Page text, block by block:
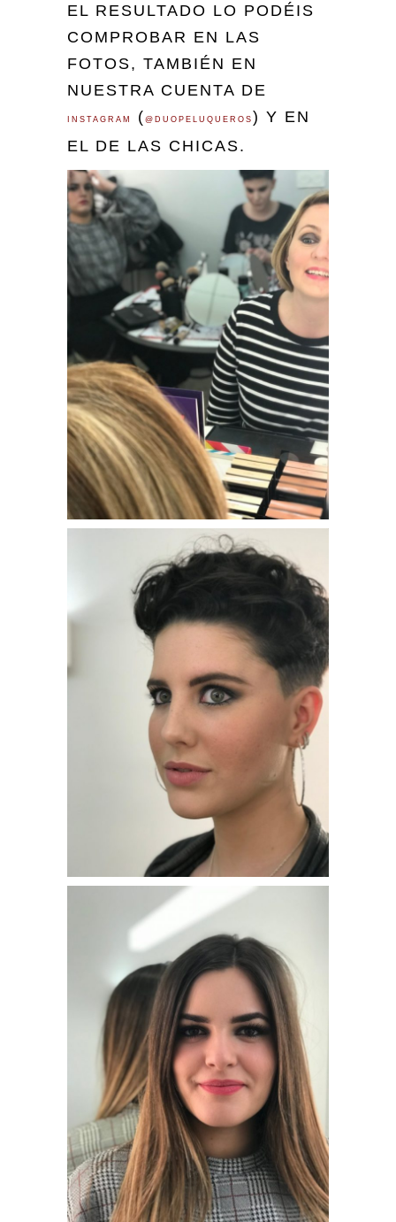
EL RESULTADO LO PODÉIS
COMPROBAR EN LAS
FOTOS, TAMBIÉN EN
NUESTRA CUENTA DE
INSTAGRAM ( @DUOPELUQUEROS ) Y EN
EL DE LAS CHICAS.